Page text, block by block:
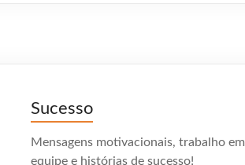
Sucesso
Mensagens motivacionais, trabalho em
equipe e histórias de sucesso!